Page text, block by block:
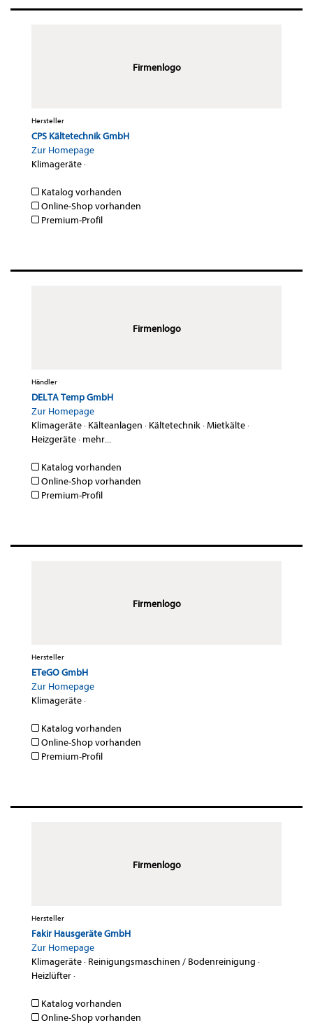
Firmenlogo
Hersteller
CPS Kältetechnik GmbH
Zur Homepage
Klimageräte·
Katalog vorhanden
Online-Shop vorhanden
Premium-Profil
Firmenlogo
Händler
DELTA Temp GmbH
Zur Homepage
Klimageräte· Kälteanlagen · Kältetechnik·Mietkälte·
Heizgeräte· mehr...
Katalog vorhanden
Online-Shop vorhanden
Premium-Profil
Firmenlogo
Hersteller
ETeGO GmbH
Zur Homepage
Klimageräte·
Katalog vorhanden
Online-Shop vorhanden
Premium-Profil
Firmenlogo
Hersteller
Fakir Hausgeräte GmbH
Zur Homepage
Klimageräte· Reinigungsmaschinen / Bodenreinigung ·
Heizlüfter·
Katalog vorhanden
Online-Shop vorhanden